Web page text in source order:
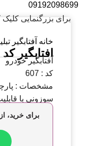
09192098699
برای بزرگنمایی کلیک
خانه آفتابگیر
افتابگیر کد 607
آفتابگیر خودرو
کد : 607
مشخصات :
سوزونی با
برای خرید،